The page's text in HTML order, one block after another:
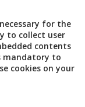
for the
to collect user
contents
mandatory to
cookies on your